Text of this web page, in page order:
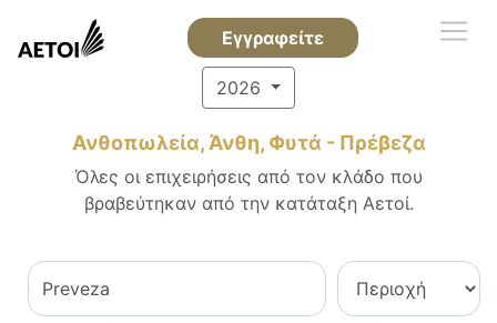
Εγγραφείτε
2026
Ανθοπωλεία, Άνθη, Φυτά - Πρέβεζα
Όλες οι επιχειρήσεις από τον κλάδο που
βραβεύτηκαν από την κατάταξη Αετοί.